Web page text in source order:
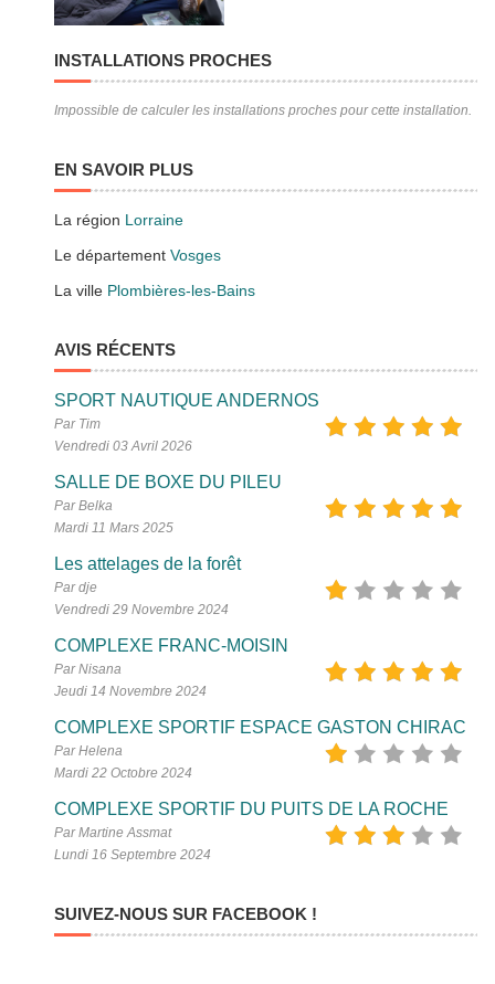
INSTALLATIONS PROCHES
Impossible de calculer les installations proches pour cette installation.
EN SAVOIR PLUS
La région Lorraine
Le départementVosges
La ville Plombières-les-Bains
AVIS RÉCENTS
SPORT NAUTIQUE ANDERNOS
Par Tim
Vendredi 03 Avril 2026
SALLE DE BOXE DU PILEU
Par Belka
Mardi 11 Mars 2025
Les attelages de la forêt
Par dje
Vendredi 29 Novembre 2024
COMPLEXE FRANC-MOISIN
Par Nisana
Jeudi 14 Novembre 2024
COMPLEXE SPORTIF ESPACE GASTON CHIRAC
Par Helena
Mardi 22 Octobre 2024
COMPLEXE SPORTIF DU PUITS DE LA ROCHE
Par Martine Assmat
Lundi 16 Septembre 2024
SUIVEZ-NOUS SUR FACEBOOK !